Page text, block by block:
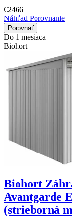
€2466
Náhľad Porovnanie
Porovnať
Do 1 mesiaca
Biohort
Biohort
Avantgarde
(strieborná